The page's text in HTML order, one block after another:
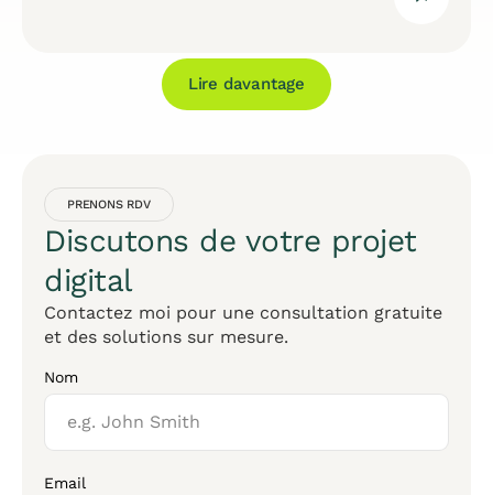
Lire davantage
PRENONS RDV
Discutons de votre projet
digital
Contactez moi pour une consultation gratuite
et des solutions sur mesure.
Nom
Email